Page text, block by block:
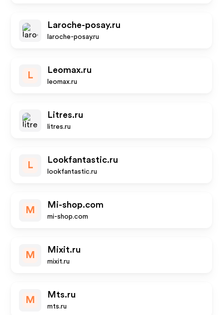
Laroche-posay.ru
laroche-posay.ru
L
Leomax.ru
leomax.ru
Litres.ru
litres.ru
L
Lookfantastic.ru
lookfantastic.ru
M
Mi-shop.com
mi-shop.com
M
Mixit.ru
mixit.ru
M
Mts.ru
mts.ru